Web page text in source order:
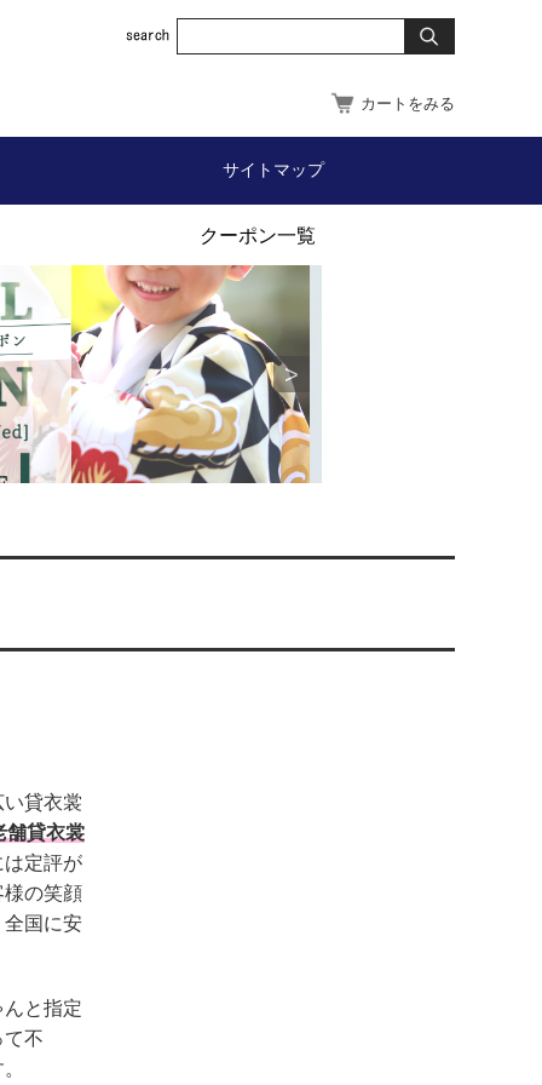
カートをみる
サイトマップ
貸衣裳
舗貸衣裳
は定評が
様の笑顔
全国に安
んと指定
て不